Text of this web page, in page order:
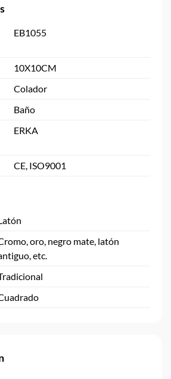
EB1055
10X10CM
Colador
Baño
ERKA
CE, ISO9001
oro, negro mate, latón
etc.